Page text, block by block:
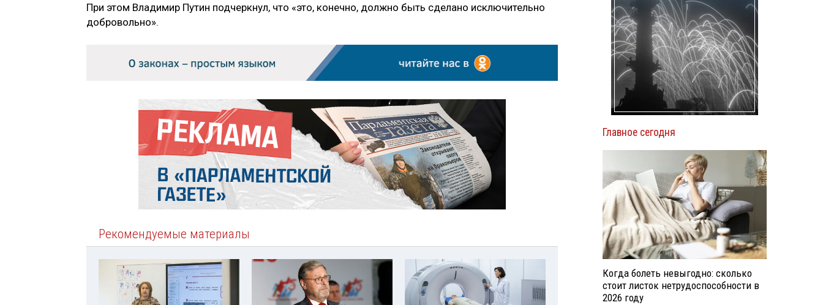
При этом Владимир Путин подчеркнул, что «это, конечно, должно быть сделано исключительно
добровольно».
Рекомендуемые материалы
Главное сегодня
Когда болеть невыгодно: сколько
стоит листок нетрудоспособности в
2026 году